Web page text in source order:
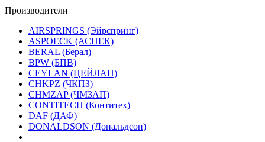
Производители
AIRSPRINGS (Эйрспринг)
ASPOECK (АСПЕК)
BERAL (Берал)
BPW (БПВ)
CEYLAN (ЦЕЙЛАН)
CHKPZ (ЧКПЗ)
CHMZAP (ЧМЗАП)
CONTITECH (Контитех)
DAF (ДАФ)
DONALDSON (Дональдсон)